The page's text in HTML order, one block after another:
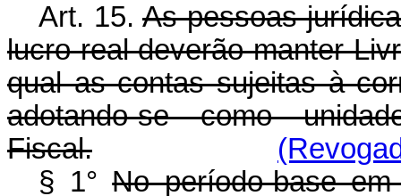
Art. 15. As pessoas
lucro real deverão manter
qual as contas sujeitas à
adotando-se como
Fiscal.
§ 1°No período-base